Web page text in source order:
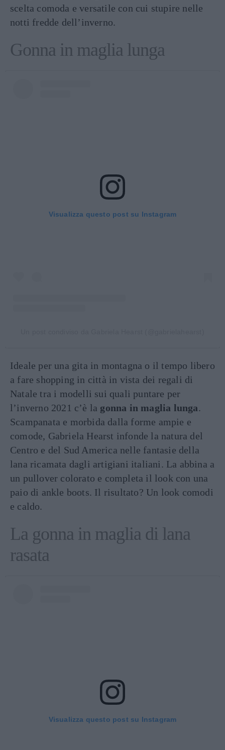
scelta comoda e versatile con cui stupire nelle
notti fredde dell’inverno.
Gonna in maglia lunga
Visualizza questo post su Instagram
Ideale per una gita in montagna o il tempo libero
a fare shopping in città in vista dei regali di
Natale tra i modelli sui quali puntare per
l’inverno 2021 c’è la gonna in maglia lunga.
Scampanata e morbida dalla forme ampie e
comode, Gabriela Hearst infonde la natura del
Centro e del Sud America nelle fantasie della
lana ricamata dagli artigiani italiani. La abbina a
un pullover colorato e completa il look con una
paio di ankle boots. Il risultato? Un look comodi
e caldo.
La gonna in maglia di lana
rasata
Visualizza questo post su Instagram